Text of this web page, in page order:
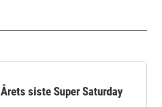
Årets siste Super Saturday